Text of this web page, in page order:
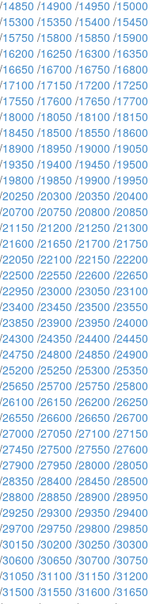
/14850 /14900 /14950 /15000
/15300 /15350 /15400 /15450
/15750 /15800 /15850 /15900
/16200 /16250 /16300 /16350
/16650 /16700 /16750 /16800
/17100 /17150 /17200 /17250
17550 /17600 /17650 /17700
/18000 /18050 /18100 /18150
/18450 /18500 /18550 /18600
/18900 /18950 /19000 /19050
/19350 /19400 /19450 /19500
/19800 /19850 /19900 /19950
/20250 /20300 /20350 /20400
/20700 /20750 /20800 /20850
/21150 /21200 /21250 /21300
/21600 /21650 /21700 /21750
/22050 /22100 /22150 /22200
/22500 /22550 /22600 /22650
/22950 /23000 /23050 /23100
/23400 /23450 /23500 /23550
/23850 /23900 /23950 /24000
/24300 /24350 /24400 /24450
/24750 /24800 /24850 /24900
/25200 /25250 /25300 /25350
/25650 /25700 /25750 /25800
/26100 /26150 /26200 /26250
/26550 /26600 /26650 /26700
/27000 /27050 /27100 /27150
/27450 /27500 /27550 /27600
/27900 /27950 /28000 /28050
/28350 /28400 /28450 /28500
/28800 /28850 /28900 /28950
/29250 /29300 /29350 /29400
/29700 /29750 /29800 /29850
/30150 /30200 /30250 /30300
/30600 /30650 /30700 /30750
/31050 /31100 /31150 /31200
/31500 /31550 /31600 /31650